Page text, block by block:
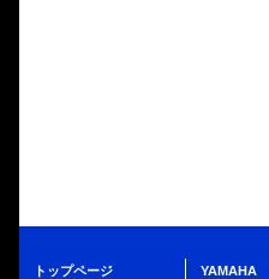
トップページ
YAMAHA